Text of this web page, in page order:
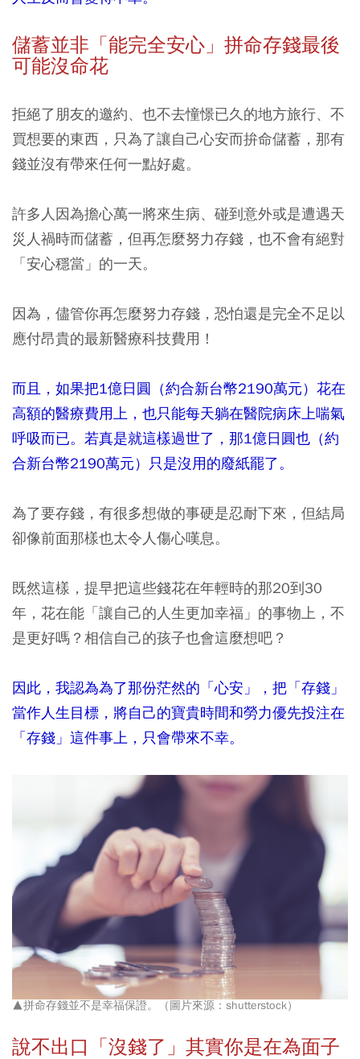
儲蓄並非「能完全安心」拼命存錢最後
可能沒命花
拒絕了朋友的邀約、也不去憧憬已久的地方旅行、不
買想要的東西，只為了讓自己心安而拚命儲蓄，那有
錢並沒有帶來任何一點好處。
許多人因為擔心萬一將來生病、碰到意外或是遭遇天
災人禍時而儲蓄，但再怎麼努力存錢，也不會有絕對
「安心穩當」的一天。
因為，儘管你再怎麼努力存錢，恐怕還是完全不足以
應付昂貴的最新醫療科技費用！
而且，如果把1億日圓（約合新台幣2190萬元）花在
高額的醫療費用上，也只能每天躺在醫院病床上喘氣
呼吸而已。 若真是就這樣過世了，那1億日圓也（約
合新台幣2190萬元）只是沒用的廢紙罷了。
為了要存錢，有很多想做的事硬是忍耐下來，但結局
卻像前面那樣也太令人傷心嘆息。
既然這樣， 提早把這些錢花在年輕時的那20到30
年，花在能「讓自己的人生更加幸福」的事物上，不
是更好嗎？ 相信自己的孩子也會這麼想吧？
因此，我認為為了那份茫然的「心安」，把「存錢」
當作人生目標，將自己的寶貴時間和勞力優先投注在
「存錢」這件事上，只會帶來不幸。
▲拼命存錢並不是幸福保證。（圖片來源：shutterstock）
說不出口「沒錢了」其實你是在為面子